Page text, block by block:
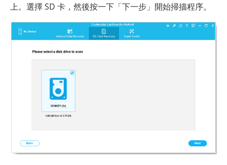
上。選擇 SD 卡，然後按一下「下一步」開始掃描程序。